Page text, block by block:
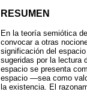
RESUMEN
En la teoría semiótica
convocar a otras
significación del
sugeridas por la lectura
espacio se presenta
espacio —sea como
la existencia. El